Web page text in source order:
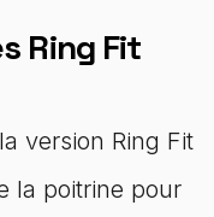
Ring Fit
version Ring Fit
la poitrine pour